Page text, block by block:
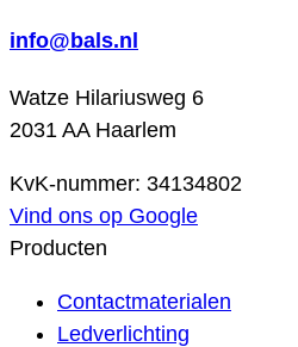
info@bals.nl
Watze Hilariusweg 6
2031 AA Haarlem
KvK-nummer: 34134802
Vind ons op Google
Producten
Contactmaterialen
Ledverlichting